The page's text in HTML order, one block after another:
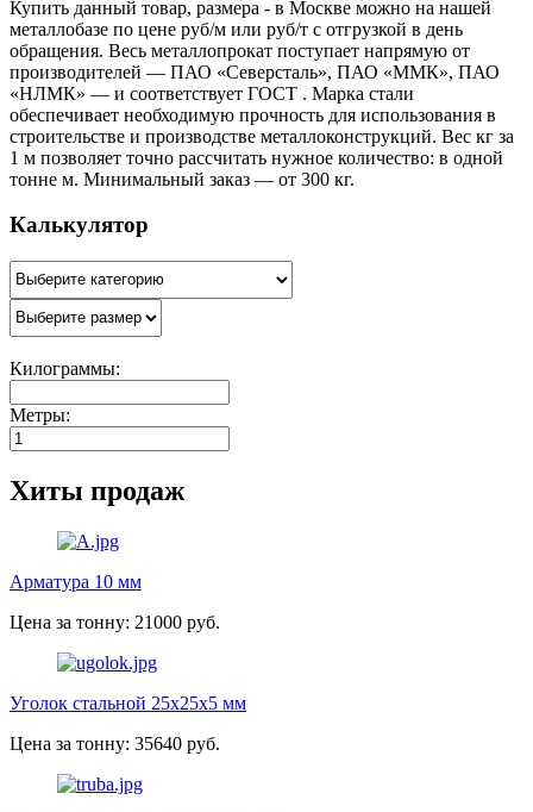
Купить данный товар, размера - в Москве можно на нашей
металлобазе по цене руб/м или руб/т с отгрузкой в день
обращения. Весь металлопрокат поступает напрямую от
производителей — ПАО «Северсталь», ПАО «ММК», ПАО
«НЛМК» — и соответствует ГОСТ . Марка стали
обеспечивает необходимую прочность для использования в
строительстве и производстве металлоконструкций. Вес кг за
1 м позволяет точно рассчитать нужное количество: в одной
тонне м. Минимальный заказ — от 300 кг.
Калькулятор
Килограммы:
Метры:
Хиты продаж
Арматура 10 мм
Цена за тонну: 21000 руб.
Уголок стальной 25х25х5 мм
Цена за тонну: 35640 руб.